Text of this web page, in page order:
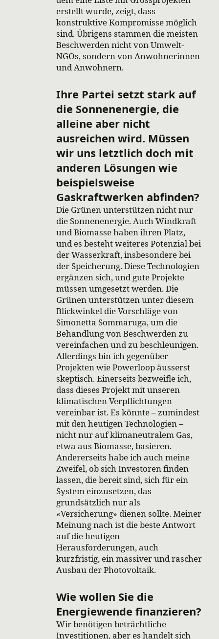
erstellt wurde, zeigt, dass
konstruktive Kompromisse möglich
sind. Übrigens stammen die meisten
Beschwerden nicht von Umwelt-
NGOs, sondern von Anwohnerinnen
und Anwohnern.
Ihre Partei setzt stark auf
die Sonnenenergie, die
alleine aber nicht
ausreichen wird. Müssen
wir uns letztlich doch mit
anderen Lösungen wie
beispielsweise
Gaskraftwerken abfinden?
Die Grünen unterstützen nicht nur
die Sonnenenergie. Auch Windkraft
und Biomasse haben ihren Platz,
und es besteht weiteres Potenzial bei
der Wasserkraft, insbesondere bei
der Speicherung. Diese Technologien
ergänzen sich, und gute Projekte
müssen umgesetzt werden. Die
Grünen unterstützen unter diesem
Blickwinkel die Vorschläge von
Simonetta Sommaruga, um die
Behandlung von Beschwerden zu
vereinfachen und zu beschleunigen.
Allerdings bin ich gegenüber
Projekten wie Powerloop äusserst
skeptisch. Einerseits bezweifle ich,
dass dieses Projekt mit unseren
klimatischen Verpflichtungen
vereinbar ist. Es könnte – zumindest
mit den heutigen Technologien –
nicht nur auf klimaneutralem Gas,
etwa aus Biomasse, basieren.
Andererseits habe ich auch meine
Zweifel, ob sich Investoren finden
lassen, die bereit sind, sich für ein
System einzusetzen, das
grundsätzlich nur als
«Versicherung» dienen sollte. Meiner
Meinung nach ist die beste Antwort
auf die heutigen
Herausforderungen, auch
kurzfristig, ein massiver und rascher
Ausbau der Photovoltaik.
Wie wollen Sie die
Energiewende finanzieren?
Wir benötigen beträchtliche
Investitionen, aber es handelt sich